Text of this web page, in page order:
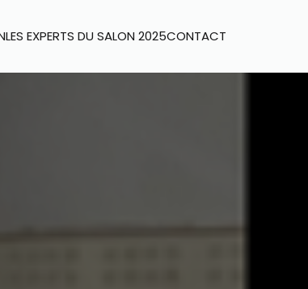
LES EXPERTS DU SALON 2025CONTACT